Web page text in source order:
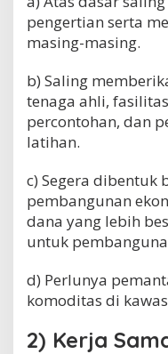
pengertian serta
masing-masing.
b) Saling
tenaga ahli,
percontohan, dan
latihan.
c) Segera dibentuk
pembangunan
dana yang lebih
untuk
d) Perlunya
komoditas di
2) Kerja